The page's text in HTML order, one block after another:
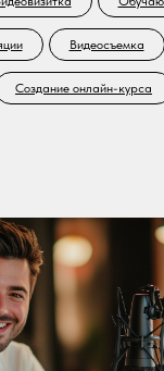
Видеосъемка
Создание онлайн-курса